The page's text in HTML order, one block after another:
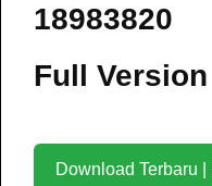
18983820
Full Version